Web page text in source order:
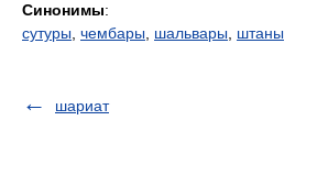
Синонимы:
сутуры чембары шальвары штаны
шариат